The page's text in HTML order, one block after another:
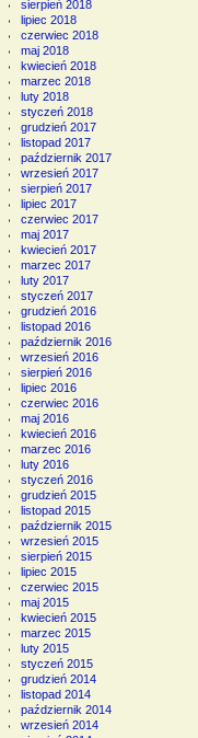
sierpień 2018
lipiec 2018
czerwiec 2018
maj 2018
kwiecień 2018
marzec 2018
luty 2018
styczeń 2018
grudzień 2017
listopad 2017
październik 2017
wrzesień 2017
sierpień 2017
lipiec 2017
czerwiec 2017
maj 2017
kwiecień 2017
marzec 2017
luty 2017
styczeń 2017
grudzień 2016
listopad 2016
październik 2016
wrzesień 2016
sierpień 2016
lipiec 2016
czerwiec 2016
maj 2016
kwiecień 2016
marzec 2016
luty 2016
styczeń 2016
grudzień 2015
listopad 2015
październik 2015
wrzesień 2015
sierpień 2015
lipiec 2015
czerwiec 2015
maj 2015
kwiecień 2015
marzec 2015
luty 2015
styczeń 2015
grudzień 2014
listopad 2014
październik 2014
wrzesień 2014